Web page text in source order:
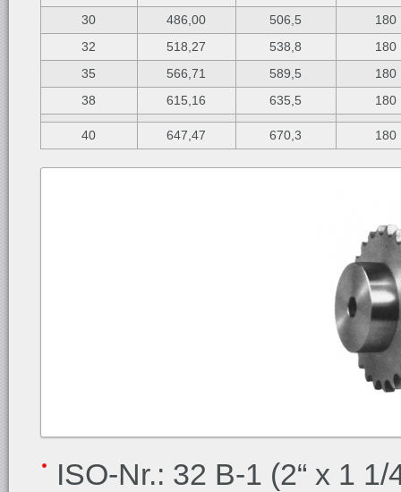
30 486,00 506,5
180
32
518,27 538,8
180
35
566,71 589,5
180
38
615,16 635,5 180
40 647,47 670,3 180
ISO-Nr.: 32 B-1 (2“ x 1 1/